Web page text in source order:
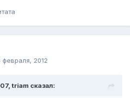
февраля, 2012
triam сказал: